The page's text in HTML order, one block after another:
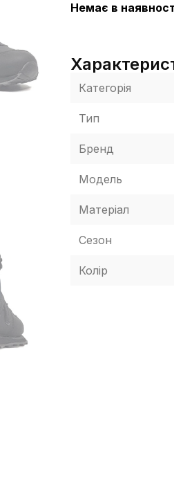
Немає в
Категорія
Тип
Бренд
Модель
Матеріал
Сезон
Колір